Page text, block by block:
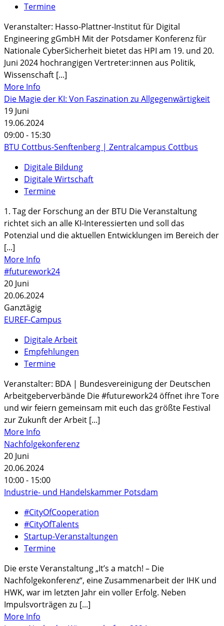
Termine
Veranstalter: Hasso-Plattner-Institut für Digital
Engineering gGmbH Mit der Potsdamer Konferenz für
Nationale CyberSicherheit bietet das HPI am 19. und 20.
Juni 2024 hochrangigen Vertreter:innen aus Politik,
Wissenschaft [...]
More Info
Die Magie der KI: Von Faszination zu Allgegenwärtigkeit
19 Juni
19.06.2024
09:00 - 15:30
BTU Cottbus-Senftenberg | Zentralcampus Cottbus
Digitale Bildung
Digitale Wirtschaft
Termine
1. Tag der Forschung an der BTU Die Veranstaltung
richtet sich an alle KI-Interessierten und soll das
Potenzial und die aktuellen Entwicklungen im Bereich der
[...]
More Info
#futurework24
20 Juni
20.06.2024
Ganztägig
EUREF-Campus
Digitale Arbeit
Empfehlungen
Termine
Veranstalter: BDA | Bundesvereinigung der Deutschen
Arbeitgeberverbände Die #futurework24 öffnet ihre Tore
und wir feiern gemeinsam mit euch das größte Festival
zur Zukunft der Arbeit [...]
More Info
Nachfolgekonferenz
20 Juni
20.06.2024
10:00 - 15:00
Industrie- und Handelskammer Potsdam
#CityOfCooperation
#CityOfTalents
Startup-Veranstaltungen
Termine
Die erste Veranstaltung „It’s a match! – Die
Nachfolgekonferenz“, eine Zusammenarbeit der IHK und
HWK, war im letzten Jahr ein voller Erfolg. Neben
Impulsvorträgen zu [...]
More Info